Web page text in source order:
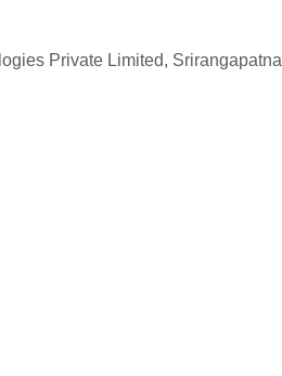
Private Limited,